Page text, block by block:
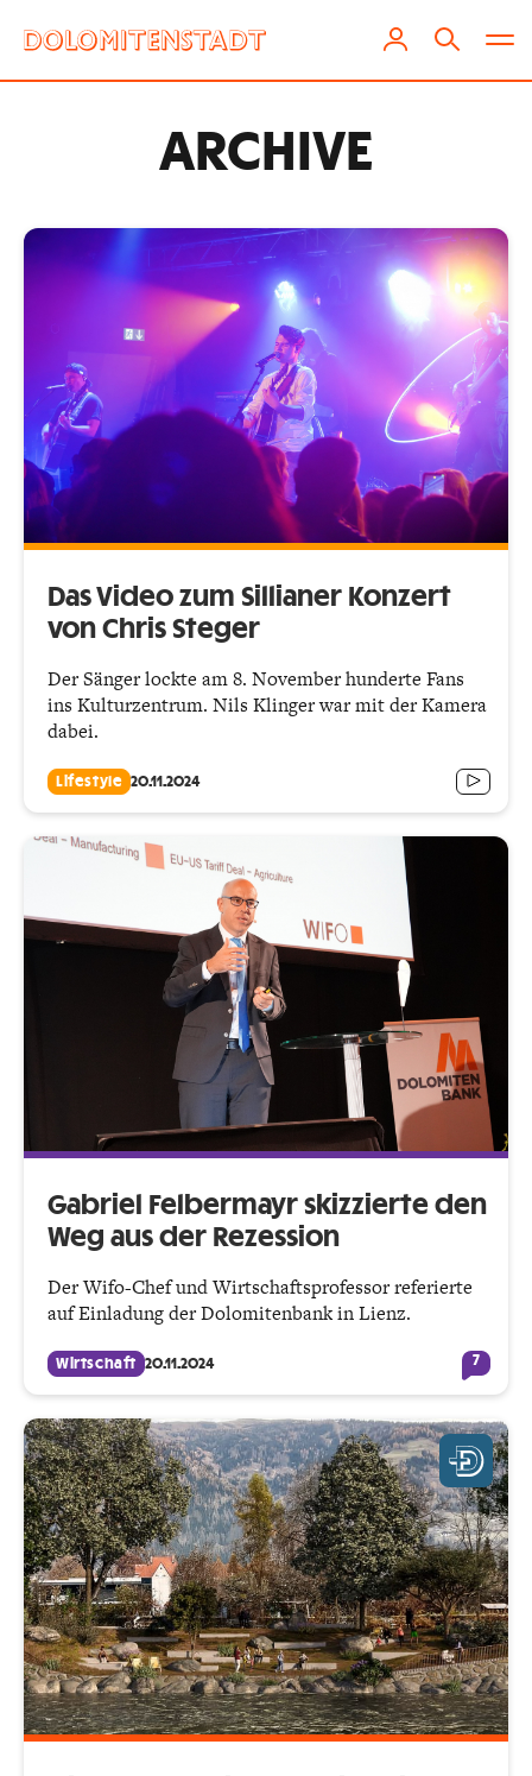
ARCHIVE
Das Video zum Sillianer Konzert
von Chris Steger
Der Sänger lockte am 8. November hunderte Fans
ins Kulturzentrum. Nils Klinger war mit der Kamera
dabei.
Lifestyle 20.11.2024
Gabriel Felbermayr skizzierte den
Weg aus der Rezession
Der Wifo-Chef und Wirtschaftsprofessor referierte
auf Einladung der Dolomitenbank in Lienz.
Wirtschaft 20.11.2024 7